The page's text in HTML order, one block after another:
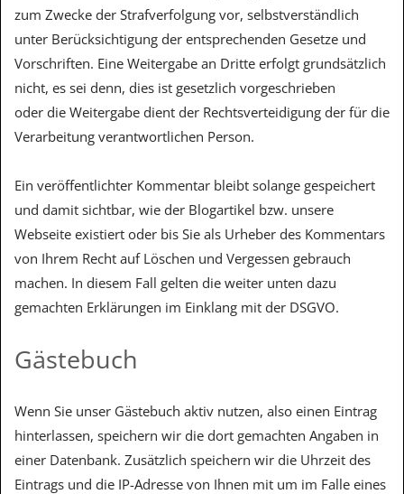
zum Zwecke der Strafverfolgung vor, selbstverständlich
unter Berücksichtigung der entsprechenden Gesetze und
Vorschriften. Eine Weitergabe an Dritte erfolgt grundsätzlich
nicht, es sei denn, dies ist gesetzlich vorgeschrieben
oder die Weitergabe dient der Rechtsverteidigung der für die
Verarbeitung verantwortlichen Person.
Ein veröffentlichter Kommentar bleibt solange gespeichert
und damit sichtbar, wie der Blogartikel bzw. unsere
Webseite existiert oder bis Sie als Urheber des Kommentars
von Ihrem Recht auf Löschen und Vergessen gebrauch
machen. In diesem Fall gelten die weiter unten dazu
gemachten Erklärungen im Einklang mit der DSGVO.
Gästebuch
Wenn Sie unser Gästebuch aktiv nutzen, also einen Eintrag
hinterlassen, speichern wir die dort gemachten Angaben in
einer Datenbank. Zusätzlich speichern wir die Uhrzeit des
Eintrags und die IP-Adresse von Ihnen mit um im Falle eines